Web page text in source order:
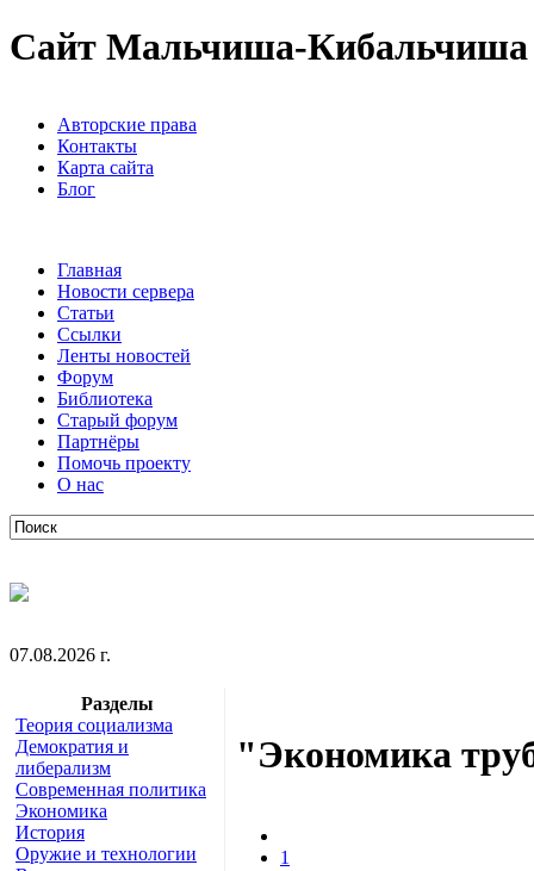
Сайт Мальчиша-Кибальчиша
Авторские права
Контакты
Карта сайта
Блог
Главная
Новости сервера
Статьи
Ссылки
Ленты новостей
Форум
Библиотека
Старый форум
Партнёры
Помочь проекту
О нас
07.08.2026 г.
Разделы
Теория социализма
Демократия и
либерализм
Современная политика
Экономика
История
Оружие и технологии
"Экономика
1